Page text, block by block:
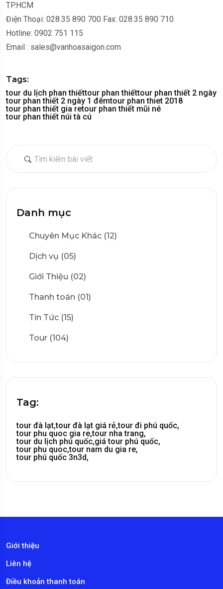
Danh mục
Chuyên Mục Khác (12)
Dịch vụ (05)
Giới Thiệu (02)
Thanh toán (01)
Tin Tức (15)
Tour (104)
Tag:
tour đà lạt,tour đà lạt giá rẻ,tour đi phú quốc,
tour phu quoc gia re,tour nha trang,
tour du lịch phú quốc,giá tour phú quốc,
tour phu quoc,tour nam du gia re,
tour phú quốc 3n3d,
TP.HCM
Điện Thoại: 028.35 890 700 Fax: 028.35 890 710
Hotline: 0902 751 115
Email : sales@vanhoasaigon.com
Tags:
tour du lịch phan thiếttour phan thiếttour phan thiết 2 ngày
tour phan thiết 2 ngày 1 đêmtour phan thiet 2018
tour phan thiết gia retour phan thiết mũi né
tour phan thiết núi tà cú
Giới thiệu
Liên hệ
Điều khoản thanh toán